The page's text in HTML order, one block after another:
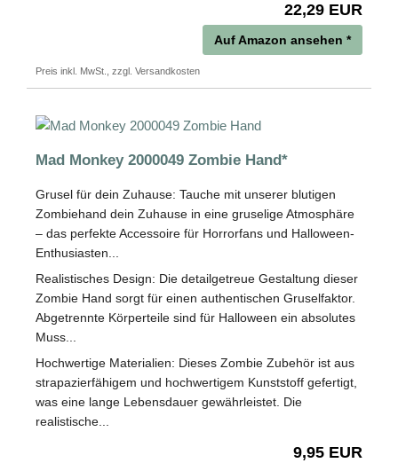
22,29 EUR
Auf Amazon ansehen *
Preis inkl. MwSt., zzgl. Versandkosten
Mad Monkey 2000049 Zombie Hand*
Grusel für dein Zuhause: Tauche mit unserer blutigen
Zombiehand dein Zuhause in eine gruselige Atmosphäre
– das perfekte Accessoire für Horrorfans und Halloween-
Enthusiasten...
Realistisches Design: Die detailgetreue Gestaltung dieser
Zombie Hand sorgt für einen authentischen Gruselfaktor.
Abgetrennte Körperteile sind für Halloween ein absolutes
Muss...
Hochwertige Materialien: Dieses Zombie Zubehör ist aus
strapazierfähigem und hochwertigem Kunststoff gefertigt,
was eine lange Lebensdauer gewährleistet. Die
realistische...
9,95 EUR